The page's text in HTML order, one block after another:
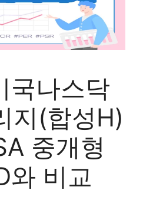
국나스닥
지(합성H)
중개형
와 비교